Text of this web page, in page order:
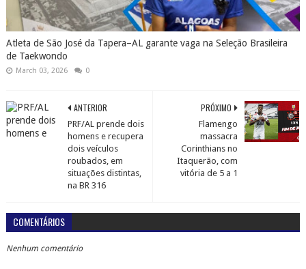
vitória de 5 a 1
situações distintas,
na BR 316
COMENTÁRIOS